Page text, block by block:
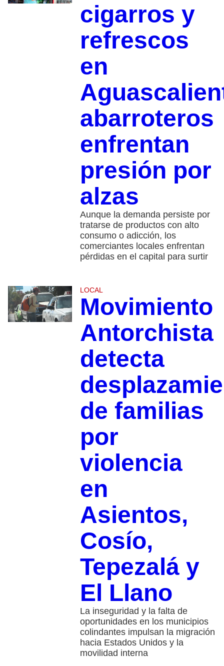
cigarros y
refrescos
en
abarroteros
enfrentan
presión por
alzas
Aunque la demanda persiste por
tratarse de productos con alto
consumo o adicción, los
comerciantes locales enfrentan
pérdidas en el capital para surtir
LOCAL
Movimiento
Antorchista
detecta
de familias
por
violencia
en
Asientos,
Cosío,
Tepezalá y
El Llano
La inseguridad y la falta de
oportunidades en los municipios
colindantes impulsan la migración
hacia Estados Unidos y la
movilidad interna